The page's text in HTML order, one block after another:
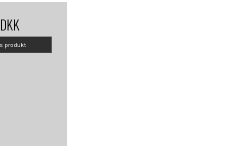
produkt